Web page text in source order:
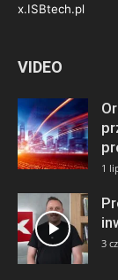
x.ISBtech.pl
VIDEO
1
3